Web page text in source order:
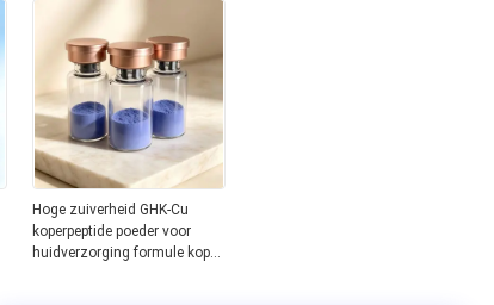
Hoge zuiverheid GHK-Cu
koperpeptide poeder voor
huidverzorging formule koper